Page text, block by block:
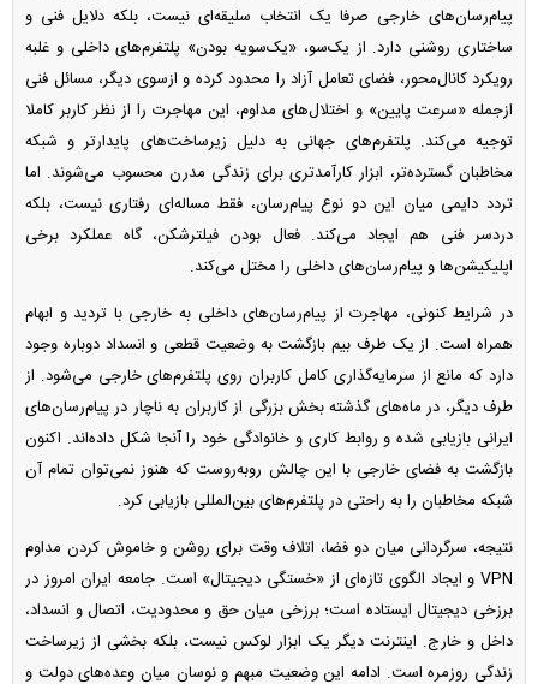
پیام‌رسان‌های خارجی صرفا یک انتخاب سلیقه‌ای نیست، بلکه دلایل فنی و
ساختاری روشنی دارد. از یک‌سو، «یک‌سویه بودن» پلتفرم‌های داخلی و غلبه
رویکرد کانال‌محور، فضای تعامل آزاد را محدود کرده و ازسوی دیگر، مسائل فنی
ازجمله «سرعت پایین» و اختلال‌های مداوم، این مهاجرت را از نظر کاربر کاملا
توجیه می‌کند. پلتفرم‌های جهانی به دلیل زیرساخت‌های پایدارتر و شبکه
مخاطبان گسترده‌تر، ابزار کارآمدتری برای زندگی مدرن محسوب می‌شوند. اما
تردد دایمی میان این دو نوع پیام‌رسان، فقط مساله‌ای رفتاری نیست، بلکه
دردسر فنی هم ایجاد می‌کند. فعال بودن فیلترشکن، گاه عملکرد برخی
اپلیکیشن‌ها و پیام‌رسان‌های داخلی را مختل می‌کند.
در شرایط کنونی، مهاجرت از پیام‌رسان‌های داخلی به خارجی با تردید و ابهام
همراه است. از یک طرف بیم بازگشت به وضعیت قطعی و انسداد دوباره وجود
دارد که مانع از سرمایه‌گذاری کامل کاربران روی پلتفرم‌های خارجی می‌شود. از
طرف دیگر، در ماه‌های گذشته بخش بزرگی از کاربران به ناچار در پیام‌رسان‌های
ایرانی بازیابی شده و روابط کاری و خانوادگی خود را آنجا شکل داده‌اند. اکنون
بازگشت به فضای خارجی با این چالش روبه‌روست که هنوز نمی‌توان تمام آن
شبکه مخاطبان را به راحتی در پلتفرم‌های بین‌المللی بازیابی کرد.
نتیجه، سرگردانی میان دو فضا، اتلاف وقت برای روشن و خاموش کردن مداوم
VPN و ایجاد الگوی تازه‌ای از «خستگی دیجیتال» است. جامعه ایران امروز در
برزخی دیجیتال ایستاده است؛ برزخی میان حق و محدودیت، اتصال و انسداد،
داخل و خارج. اینترنت دیگر یک ابزار لوکس نیست، بلکه بخشی از زیرساخت
زندگی روزمره است. ادامه این وضعیت مبهم و نوسان میان وعده‌های دولت و